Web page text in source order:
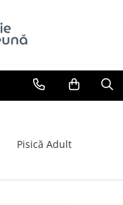
Pisică Adult